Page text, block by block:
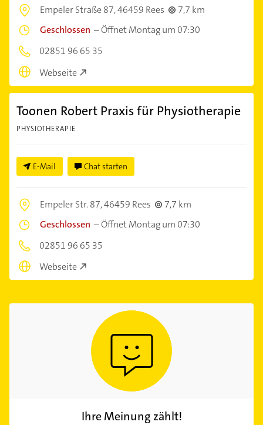
Empeler Straße 87,46459 Rees
7,7 km
Geschlossen –Öffnet Montag um 07:30
02851 96 65 35
Webseite
Toonen Robert Praxis für Physiotherapie
PHYSIOTHERAPIE
E-Mail Chat starten
Empeler Str. 87,46459 Rees
7,7 km
Geschlossen –Öffnet Montag um 07:30
02851 96 65 35
Webseite
Ihre Meinung zählt!